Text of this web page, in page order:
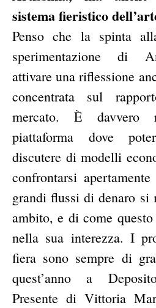
sistema fieristico
Penso che la spinta
sperimentazione di
attivare una riflessione
concentrata sul
mercato. È davvero
piattaforma dove
discutere di modelli
confrontarsi
grandi flussi di denaro si
ambito, e di come
nella sua interezza. I
fiera sono sempre di
quest’anno a
Presente di Vittoria